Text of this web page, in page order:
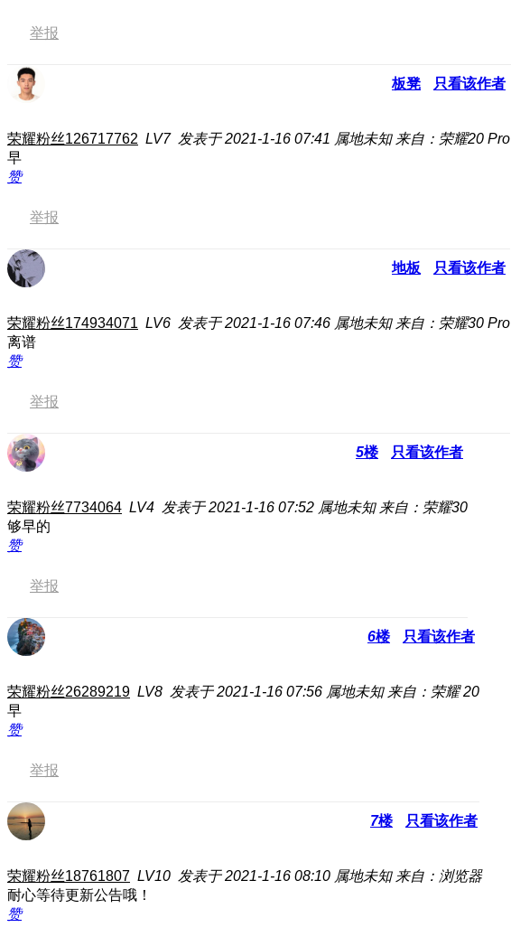
举报
板凳 只看该作者
荣耀粉丝126717762 LV7 发表于 2021-1-16 07:41 属地未知 来自：荣耀20 Pro
早
赞
举报
地板 只看该作者
荣耀粉丝174934071 LV6 发表于 2021-1-16 07:46 属地未知 来自：荣耀30 Pro
离谱
赞
举报
5楼 只看该作者
荣耀粉丝7734064 LV4 发表于 2021-1-16 07:52 属地未知 来自：荣耀30
够早的
赞
举报
6楼 只看该作者
荣耀粉丝26289219 LV8 发表于 2021-1-16 07:56 属地未知 来自：荣耀 20
早
赞
举报
7楼 只看该作者
荣耀粉丝18761807 LV10 发表于 2021-1-16 08:10 属地未知 来自：浏览器
耐心等待更新公告哦！
赞